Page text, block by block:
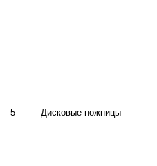
5 Дисковые ножницы